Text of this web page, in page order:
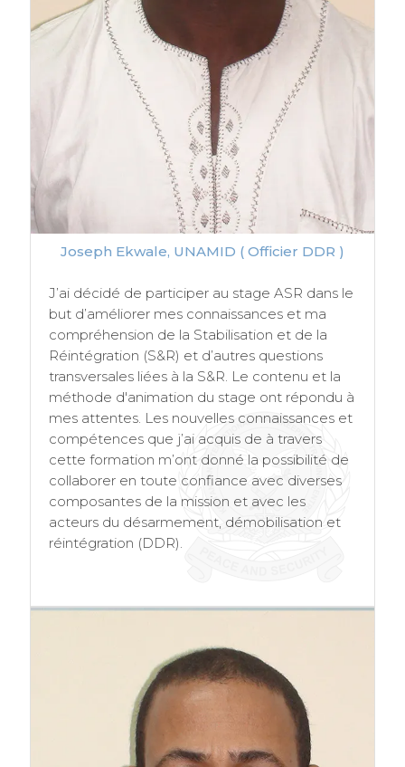
Joseph Ekwale, UNAMID ( Officier DDR )
J’ai décidé de participer au stage ASR dans le
but d’améliorer mes connaissances et ma
compréhension de la Stabilisation et de la
Réintégration (S&R) et d’autres questions
transversales liées à la S&R. Le contenu et la
méthode d'animation du stage ont répondu à
mes attentes. Les nouvelles connaissances et
compétences que j’ai acquis de à travers
cette formation m’ont donné la possibilité de
collaborer en toute confiance avec diverses
composantes de la mission et avec les
acteurs du désarmement, démobilisation et
réintégration (DDR).